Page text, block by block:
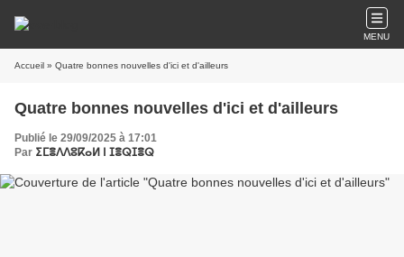
MENU
Accueil » Quatre bonnes nouvelles d'ici et d'ailleurs
Quatre bonnes nouvelles d'ici et d'ailleurs
Publié le 29/09/2025 à 17:01
Par ⵉⵎⴻⴷⴷⵓⴽⴰⵍ ⵏ ⵊⴻⵕⵊⴻⵕ